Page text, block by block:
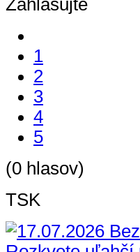
Zahlasujte
1
2
3
4
5
(0 hlasov)
TSK